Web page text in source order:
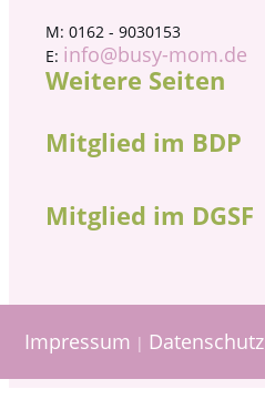
M: 0162 - 9030153
E: info@busy-mom.de
Weitere Seiten
Mitglied im BDP
Mitglied im DGSF
Impressum | Datenschutz